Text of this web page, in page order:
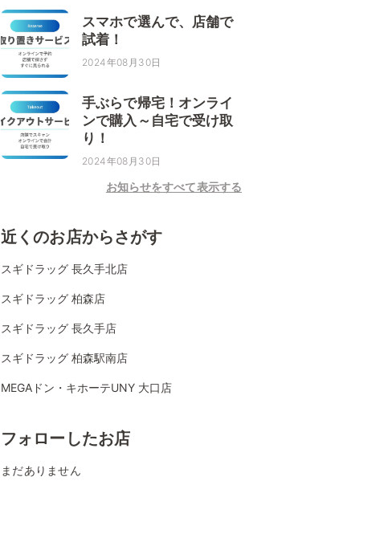
スマホで選んで、店舗で
試着！
2024年08月30日
手ぶらで帰宅！オンライ
ンで購入～自宅で受け取
り！
2024年08月30日
お知らせをすべて表示する
近くのお店からさがす
スギドラッグ 長久手北店
スギドラッグ 柏森店
スギドラッグ 長久手店
スギドラッグ 柏森駅南店
MEGAドン・キホーテUNY 大口店
フォローしたお店
まだありません